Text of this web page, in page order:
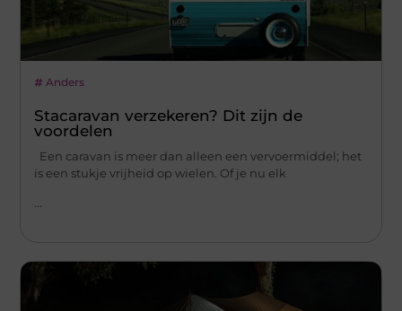
Anders
Stacaravan verzekeren? Dit zijn de
voordelen
Een caravan is meer dan alleen een vervoermiddel; het
is een stukje vrijheid op wielen. Of je nu elk